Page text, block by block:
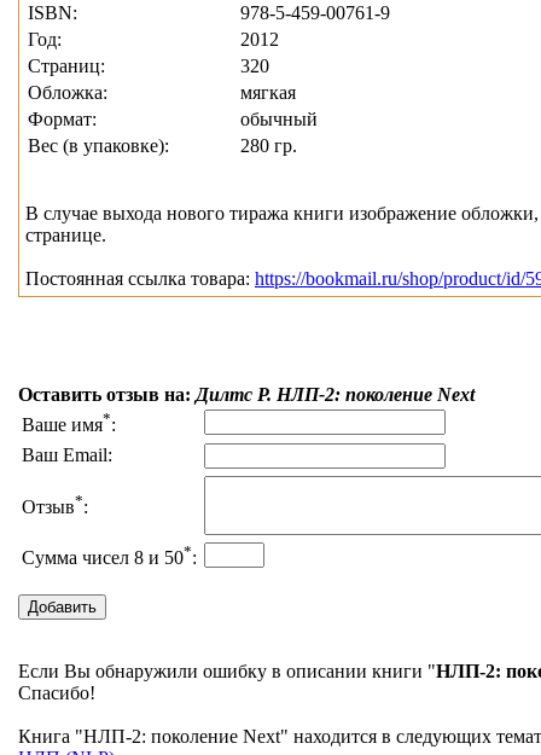
ISBN:
978-5-459-00761-9
Год:
2012
Страниц:
320
Обложка:
мягкая
Формат:
обычный
Вес (в упаковке):
280 гр.
В случае выхода нового тиража книги изображение
странице.
Постоянная ссылка товара: https://bookmail.ru/shop/product/id/
Оставить отзыв на:Дилтс Р. НЛП-2: поколение Next
Ваше имя*:
Ваш Email:
Отзыв*:
Сумма чисел 8 и 50*:
Если Вы обнаружили ошибку в описании книги "НЛП-2:
Спасибо!
Книга "НЛП-2: поколение Next" находится в следующих